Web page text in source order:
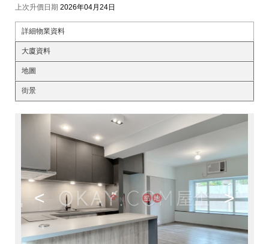
上次升價日期 2026年04月24日
詳細物業資料
大廈資料
地圖
街景
< >